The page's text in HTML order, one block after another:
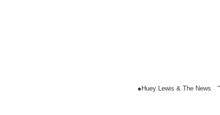
●Huey Lewis & The News